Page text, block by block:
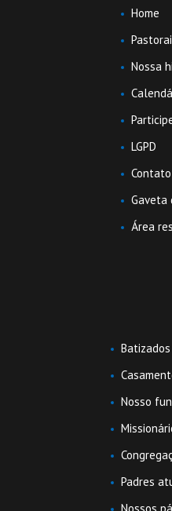
Home
Nossa
LGPD
Contato
Gaveta
Área
Batizados
Nosso
Padres